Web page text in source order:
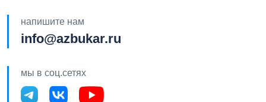
напишите нам
info@azbukar.ru
мы в соц.сетях